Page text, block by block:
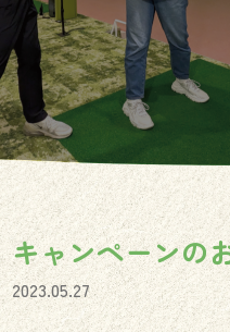
キャンペーンの
2023.05.27